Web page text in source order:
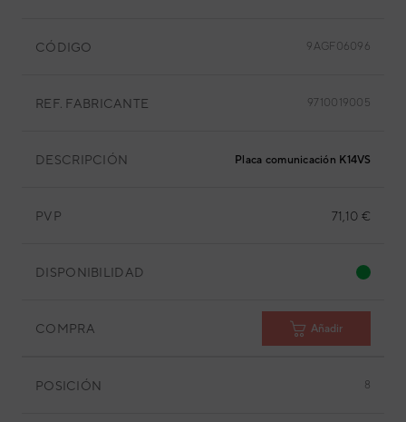
CÓDIGO 9AGF06096
REF. FABRICANTE 9710019005
DESCRIPCIÓN Placa comunicación K14VS-
PVP 71,10 €
DISPONIBILIDAD
COMPRA Añadir
POSICIÓN 8